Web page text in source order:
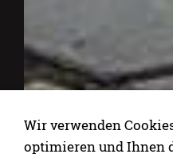
Wir verwenden
optimieren und Ihnen